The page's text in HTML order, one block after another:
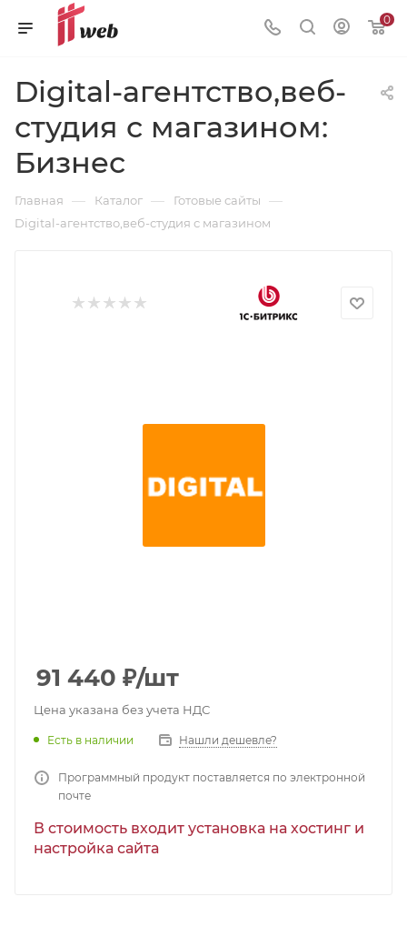
0
Digital-агентство,веб-
студия с магазином:
Бизнес
Главная — Каталог — Готовые сайты —
Digital-агентство,веб-студия с магазином
91 440 ₽/шт
Цена указана без учета НДС
Есть в наличии Нашли дешевле?
Программный продукт поставляется по электронной
почте
В стоимость входит установка на хостинг и
настройка сайта